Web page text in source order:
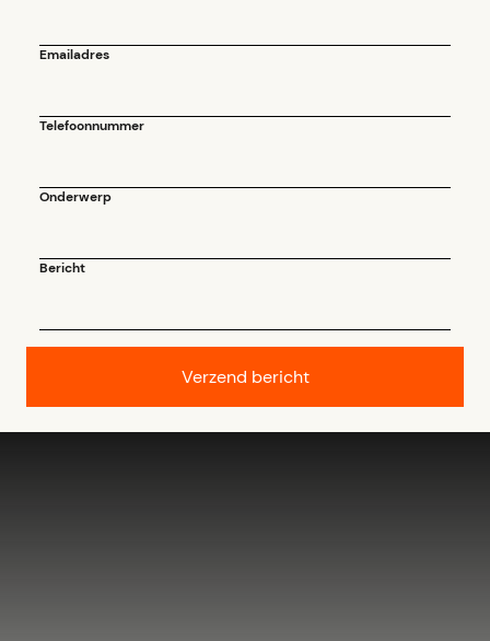
Emailadres
Telefoonnummer
Onderwerp
Bericht